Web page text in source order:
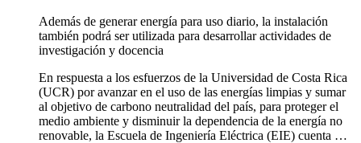
Además de generar energía para uso diario, la instalación
también podrá ser utilizada para desarrollar actividades de
investigación y docencia
En respuesta a los esfuerzos de la Universidad de Costa Rica
(UCR) por avanzar en el uso de las energías limpias y sumar
al objetivo de carbono neutralidad del país, para proteger el
medio ambiente y disminuir la dependencia de la energía no
renovable, la Escuela de Ingeniería Eléctrica (EIE) cuenta …